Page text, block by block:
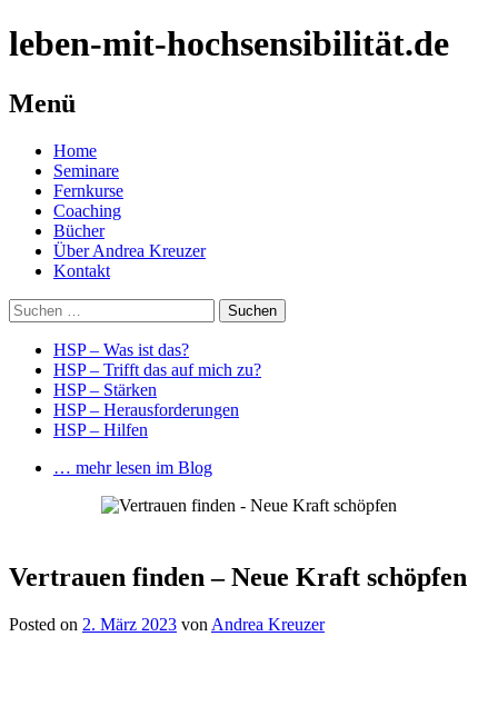
leben-mit-hochsensibilität.de
Menü
Springe
zum
Inhalt
Home
Seminare
Fernkurse
Coaching
Bücher
Über Andrea Kreuzer
Kontakt
Suchen
nach:
HSP – Was ist das?
HSP – Trifft das auf mich zu?
HSP – Stärken
HSP – Herausforderungen
HSP – Hilfen
… mehr lesen im Blog
Vertrauen finden – Neue Kraft schöpfen
Posted on 2. März 2023 von Andrea Kreuzer